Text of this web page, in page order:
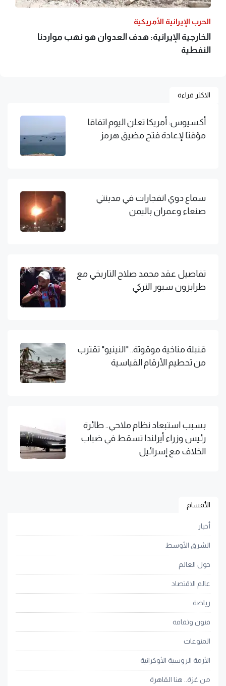
الحرب الإيرانية الأمريكية
الخارجية الإيرانية: هدف العدوان هو نهب مواردنا
النفطية
الاكثر قراءة
أكسيوس: أمريكا تعلن اليوم اتفاقا
مؤقتا لإعادة فتح مضيق هرمز
سماع دوي انفجارات في مدينتي
صنعاء وعمران باليمن
تفاصيل عقد محمد صلاح التاريخي مع
طرابزون سبور التركي
قنبلة مناخية موقوتة.. "النينيو" تقترب
من تحطيم الأرقام القياسية
بسبب استبعاد نظام ملاحي.. طائرة
رئيس وزراء أيرلندا تسقط في ضباب
الخلاف مع إسرائيل
الأقسام
أخبار
الشرق الأوسط
حول العالم
عالم الاقتصاد
رياضة
فنون وثقافة
المنوعات
الأزمة الروسية الأوكرانية
من غزة.. هنا القاهرة